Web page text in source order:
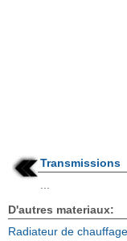
Transmissions
D'autres materiaux:
Radiateur de chauffage